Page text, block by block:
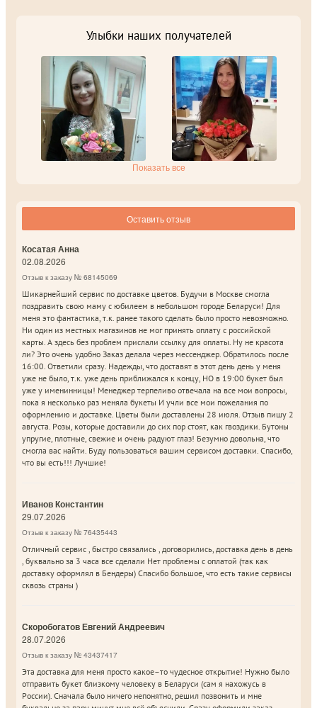
Улыбки наших получателей
Показать все
Оставить отзыв
Косатая Анна
02.08.2026
Отзыв к заказу № 68145069
Шикарнейший сервис по доставке цветов. Будучи в Москве смогла
поздравить свою маму с юбилеем в небольшом городе Беларуси! Для
меня это фантастика, т.к. ранее такого сделать было просто невозможно.
Ни один из местных магазинов не мог принять оплату с российской
карты. А здесь без проблем прислали ссылку для оплаты. Ну не красота
ли? Это очень удобно Заказ делала через мессенджер. Обратилось после
16:00. Ответили сразу. Надежды, что доставят в этот день день у меня
уже не было, т.к. уже день приближался к концу, НО в 19:00 букет был
уже у именинницы! Менеджер терпеливо отвечала на все мои вопросы,
пока я несколько раз меняла букеты И учли все мои пожелания по
оформлению и доставке. Цветы были доставлены 28 июля. Отзыв пишу 2
августа. Розы, которые доставили до сих пор стоят, как гвоздики. Бутоны
упругие, плотные, свежие и очень радуют глаз! Безумно довольна, что
смогла вас найти. Буду пользоваться вашим сервисом доставки. Спасибо,
что вы есть!!! Лучшие!
Иванов Константин
29.07.2026
Отзыв к заказу № 76435443
Отличный сервис , быстро связались , договорились, доставка день в день
, буквально за 3 часа все сделали Нет проблемы с оплатой (так как
доставку оформлял в Бендеры) Спасибо большое, что есть такие сервисы
сквозь страны )
Скоробогатов Евгений Андреевич
28.07.2026
Отзыв к заказу № 43437417
Эта доставка для меня просто какое–то чудесное открытие! Нужно было
отправить букет близкому человеку в Беларуси (сам я нахожусь в
России). Сначала было ничего непонятно, решил позвонить и мне